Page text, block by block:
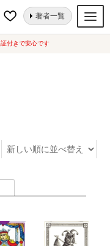
付きで安心です
著者一覧